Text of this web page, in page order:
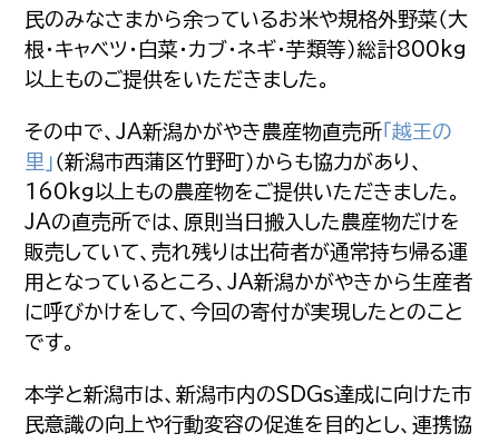
民のみなさまから余っているお米や規格外野菜（大
根・キャベツ・白菜・カブ・ネギ・芋類等）総計800kg
以上ものご提供をいただきました。
その中で、JA新潟かがやき農産物直売所 「越王の
里」 （新潟市西蒲区竹野町）からも協力があり、
160kg以上もの農産物をご提供いただきました。
JAの直売所では、原則当日搬入した農産物だけを
販売していて、売れ残りは出荷者が通常持ち帰る運
用となっているところ、JA新潟かがやきから生産者
に呼びかけをして、今回の寄付が実現したとのこと
です。
本学と新潟市は、新潟市内のSDGs達成に向けた市
民意識の向上や行動変容の促進を目的とし、連携協